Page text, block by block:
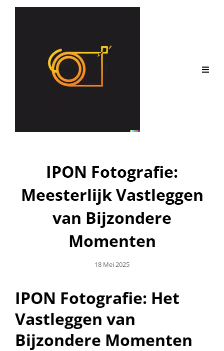
IPON Fotografie:
Meesterlijk Vastleggen
van Bijzondere
Momenten
Geplaatst
18 Mei 2025
IPON Fotografie: Het
Vastleggen van
Bijzondere Momenten